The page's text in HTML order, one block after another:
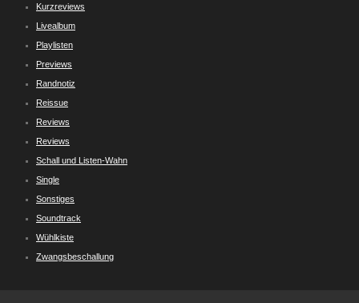
Kurzreviews
Livealbum
Playlisten
Previews
Randnotiz
Reissue
Reviews
Reviews
Schall und Listen-Wahn
Single
Sonstiges
Soundtrack
Wühlkiste
Zwangsbeschallung